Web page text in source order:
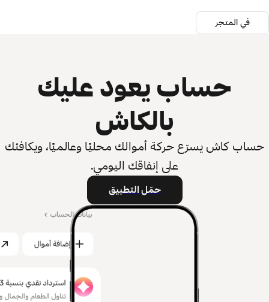
في المتجر
حساب يعود عليك
بالكاش
حساب كاش يسرّع حركة أموالك محليًا وعالميًا، ويكافئك
على إنفاقك اليومي.
حمّل التطبيق